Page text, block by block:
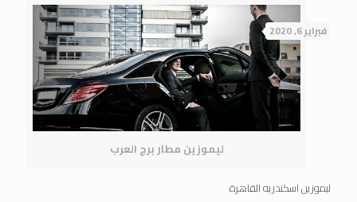
ليموزين مطار برج العرب
فبراير 6, 2020
ليموزين اسكندريه القاهرة